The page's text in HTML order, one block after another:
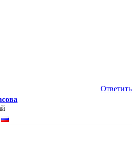
Ответить